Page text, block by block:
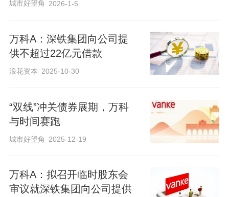
城市好望角 2026-1-5
万科A：深铁集团向公司提
供不超过22亿元借款
浪花资本 2025-10-30
“双线”冲关债券展期，万科
与时间赛跑
城市好望角 2025-12-19
万科A：拟召开临时股东会
审议就深铁集团向公司提供